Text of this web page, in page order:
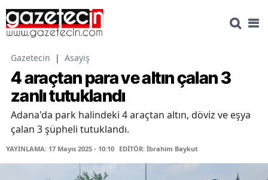
Gazetecin | Asayiş
4 araçtan para ve altın çalan 3
zanlı tutuklandı
Adana'da park halindeki 4 araçtan altın, döviz ve eşya
çalan 3 şüpheli tutuklandı.
YAYINLAMA: 17 Mayıs 2025 - 10:10 EDİTÖR: İbrahim Baykut